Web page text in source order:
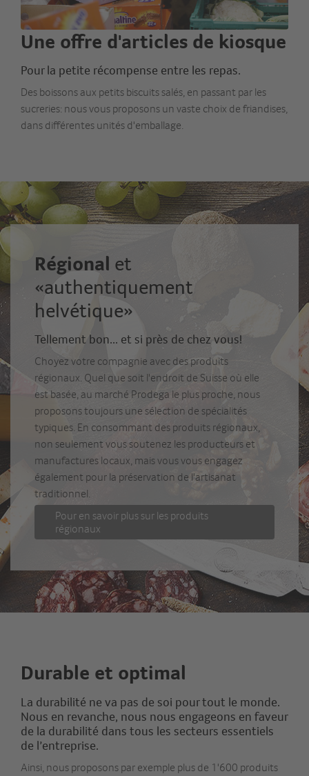
Une offre d'articles de kiosque
Pour la petite récompense entre les repas.
Des boissons aux petits biscuits salés, en passant par les
sucreries: nous vous proposons un vaste choix de friandises,
dans différentes unités d'emballage.
Régional et
«authentiquement
helvétique»
Tellement bon... et si près de chez vous!
Choyez votre compagnie avec des produits
régionaux. Quel que soit l'endroit de Suisse où elle
est basée, au marché Prodega le plus proche, nous
proposons toujours une sélection de spécialités
typiques. En consommant des produits régionaux,
non seulement vous soutenez les producteurs et
manufactures locaux, mais vous vous engagez
également pour la préservation de l'artisanat
traditionnel.
Pour en savoir plus sur les produits
régionaux
Durable et optimal
La durabilité ne va pas de soi pour tout le monde.
Nous en revanche, nous nous engageons en faveur
de la durabilité dans tous les secteurs essentiels
de l’entreprise.
Ainsi, nous proposons par exemple plus de 1'600 produits